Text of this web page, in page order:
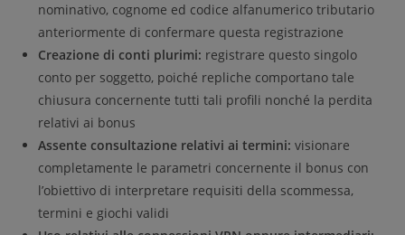
nominativo, cognome ed codice alfanumerico tributario
anteriormente di confermare questa registrazione
Creazione di conti plurimi: registrare questo singolo
conto per soggetto, poiché repliche comportano tale
chiusura concernente tutti tali profili nonché la perdita
relativi ai bonus
Assente consultazione relativi ai termini: visionare
completamente le parametri concernente il bonus con
l’obiettivo di interpretare requisiti della scommessa,
termini e giochi validi